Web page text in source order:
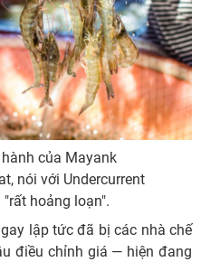
của Mayank
nói với Undercurrent
hoảng loạn".
lập tức đã bị các nhà chế
điều chỉnh giá — hiện đang